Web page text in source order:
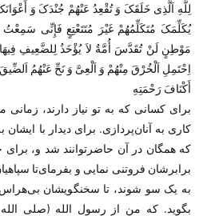
لِلَّهِ اَلَّذِی خَلَقَکَ وَ تُقْعِدُ عَنْهُمْ جُنْدَکَ وَ
یُکَلِّمَکَ مُتَکَلِّمُهُمْ غَیْرَ مُتَتَعْتِعٍ فَإِنِّی
مَوْطِنٍ لَنْ تُقَدَّسَ أُمَّةٌ لاَ یُؤْخَذُ لِلضَّعِیفِ
اِحْتَمِلِ اَلْخُرْقَ مِنْهُمْ وَ اَلْعِیَّ وَ نَحِّ عَنْهُمُ
أَکْنَافَ رَحْمَتِهِ
برای کسانی که به تو نیاز دارند،
کاری به آنان‌پردازی. برای دیدار با
که همگان در آن حاضرتوانند شد و، برای
برابرشان فروتنی نمایی و بفرمای‌تا
به یک سو شوند، تا سخنگویشان
بگوید. که من از رسول الله (صلی الله